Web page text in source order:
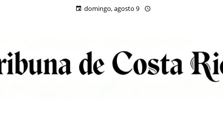
domingo, agosto 9